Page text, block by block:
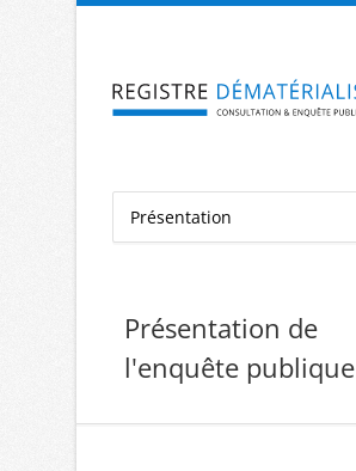
Aller à la navigation Aller au contenu
Présentation de
l'enquête publique